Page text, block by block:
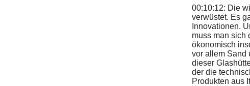
00:10:12: Die
verwüstet. Es
Innovationen.
muss man sich
ökonomisch
vor allem Sand
dieser
der die
Produkten aus